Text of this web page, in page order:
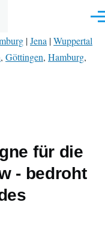
|Jena |Wuppertal
, Göttingen, Hamburg,
für die
- bedroht